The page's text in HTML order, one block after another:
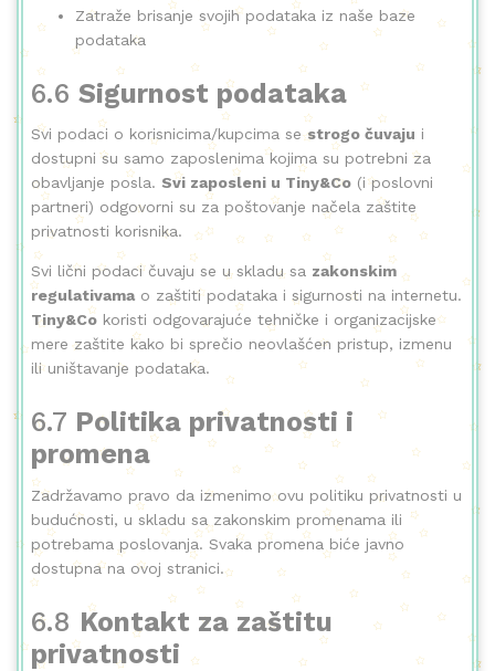
Zatraže brisanje svojih podataka iz naše baze
podataka
6.6 Sigurnost podataka
Svi podaci o korisnicima/kupcima sestrogo čuvaju i
dostupni su samo zaposlenima kojima su potrebni za
obavljanje posla. Svi zaposleni u Tiny&Co (i poslovni
partneri) odgovorni su za poštovanje načela zaštite
privatnosti korisnika.
Svi lični podaci čuvaju se u skladu sa zakonskim
regulativama o zaštiti podataka i sigurnosti na internetu.
Tiny&Co koristi odgovarajuće tehničke i organizacijske
mere zaštite kako bi sprečio neovlašćen pristup, izmenu
ili uništavanje podataka.
6.7 Politika privatnosti i
promena
Zadržavamo pravo da izmenimo ovu politiku privatnosti u
budućnosti, u skladu sa zakonskim promenama ili
potrebama poslovanja. Svaka promena biće javno
dostupna na ovoj stranici.
6.8 Kontakt za zaštitu
privatnosti